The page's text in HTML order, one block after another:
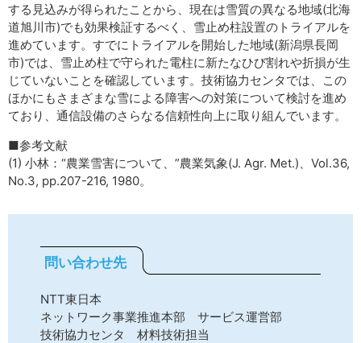
する見込みが得られたことから、現在は雪質の異なる地域(北海
道旭川市)でも効果検証するべく、雪止め柱設置のトライアルを
進めています。すでにトライアルを開始した地域(新潟県長岡
市)では、雪止め柱で守られた電柱に新たなひび割れや折損が生
じていないことを確認しています。技術協力センタでは、この
ほかにもさまざまな雪による障害への対策について検討を進め
ており、通信設備のさらなる信頼性向上に取り組んでいます。
■参考文献
(1) 小林：“農業雪害について、”農業気象(J. Agr. Met.)、Vol.36,
No.3, pp.207-216, 1980。
問い合わせ先
NTT東日本
ネットワーク事業推進本部 サービス運営部
技術協力センタ 材料技術担当